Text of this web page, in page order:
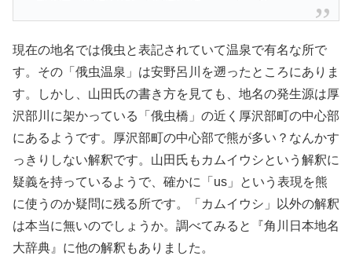
現在の地名では俄虫と表記されていて温泉で有名な所で
す。その「俄虫温泉」は安野呂川を遡ったところにありま
す。しかし、山田氏の書き方を見ても、地名の発生源は厚
沢部川に架かっている「俄虫橋」の近く厚沢部町の中心部
にあるようです。厚沢部町の中心部で熊が多い？なんかす
っきりしない解釈です。山田氏もカムイウシという解釈に
疑義を持っているようで、確かに「us」という表現を熊
に使うのか疑問に残る所です。「カムイウシ」以外の解釈
は本当に無いのでしょうか。調べてみると『角川日本地名
大辞典』に他の解釈もありました。